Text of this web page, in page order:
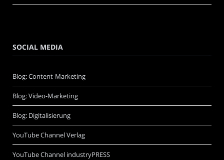
SOCIAL MEDIA
Blog: Content-Marketing
Blog: Video-Marketing
Blog: Digitalisierung
YouTube Channel Verlag
YouTube Channel industryPRESS